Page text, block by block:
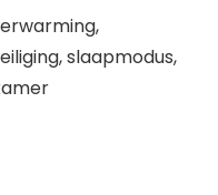
slaapmodus,